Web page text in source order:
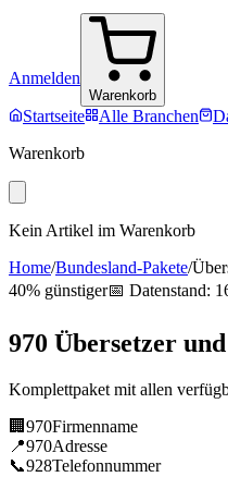
Anmelden
Warenkorb
Startseite Alle Branchen
Warenkorb
Kein Artikel im Warenkorb
Home/Bundesland-Pakete/
40% günstiger📅 Datenstand:
970 Übersetzer
Komplettpaket mit allen
🏢 970Firmenname
📍970Adresse
📞928Telefonnummer